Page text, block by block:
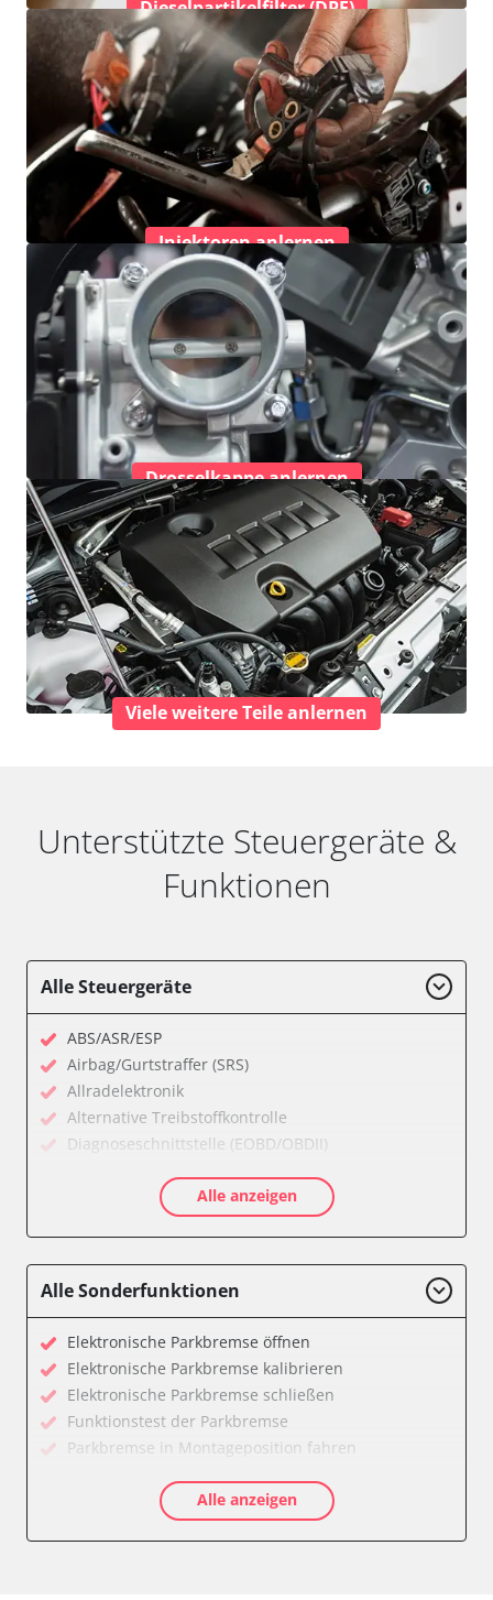
Dieselpartikelfilter (DPF)
Injektoren anlernen
Drosselkappe anlernen
Viele weitere Teile anlernen
Unterstützte Steuergeräte &
Funktionen
Alle Steuergeräte
ABS/ASR/ESP
Airbag/Gurtstraffer (SRS)
Allradelektronik
Alternative Treibstoffkontrolle
Diagnoseschnittstelle (EOBD/OBDII)
Feststellbremse (EPB / SBC)
Getriebesteuerung
Kombiinstrument
Leuchtweitenregulierung (LWR)
Motorsteuerung (EMS)
Schlüssellose Fernbedienung
Servolenkung
Sitzelektronik Fahrer
Soundsystem
Telefon-/Notruf-System
Türsteuergerät vorne links
Alle anzeigen
Alle Sonderfunktionen
Elektronische Parkbremse öffnen
Elektronische Parkbremse kalibrieren
Elektronische Parkbremse schließen
Funktionstest der Parkbremse
Parkbremse in Montageposition fahren
Verfügbarkeit abhängig von Modell, Motorisierung, Ausstattung
Alle anzeigen